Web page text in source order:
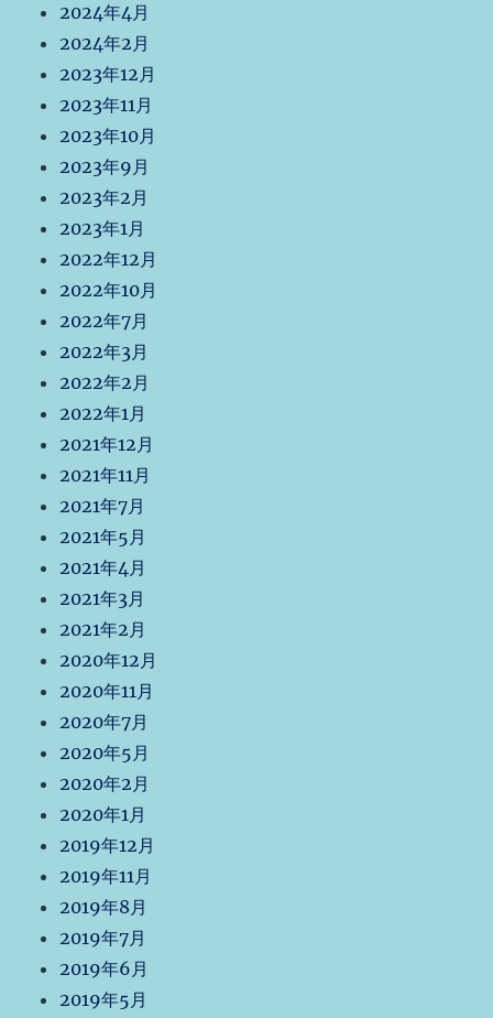
2024年4月
2024年2月
2023年12月
2023年11月
2023年10月
2023年9月
2023年2月
2023年1月
2022年12月
2022年10月
2022年7月
2022年3月
2022年2月
2022年1月
2021年12月
2021年11月
2021年7月
2021年5月
2021年4月
2021年3月
2021年2月
2020年12月
2020年11月
2020年7月
2020年5月
2020年2月
2020年1月
2019年12月
2019年11月
2019年8月
2019年7月
2019年6月
2019年5月